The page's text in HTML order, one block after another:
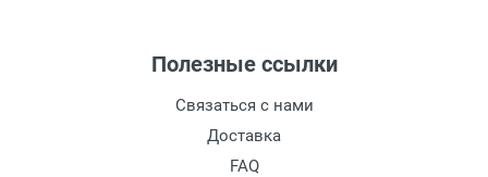
Полезные ссылки
Связаться с нами
Доставка
FAQ